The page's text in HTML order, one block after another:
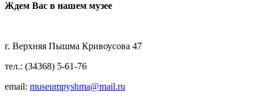
Ждем Вас в нашем музее
г. Верхняя Пышма Кривоусова 47
тел.: (34368) 5-61-76
email: museumpyshma@mail.ru